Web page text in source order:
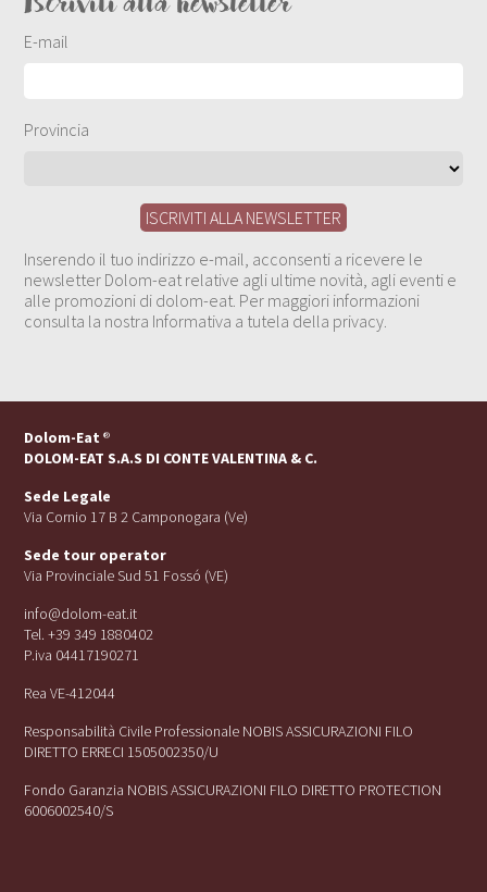
E-mail
Provincia
Inserendo il tuo indirizzo e-mail, acconsenti a ricevere le
newsletter Dolom-eat relative agli ultime novità, agli eventi e
alle promozioni di dolom-eat. Per maggiori informazioni
consulta la nostra Informativa a tutela della privacy.
Dolom-Eat ®
DOLOM-EAT S.A.S DI CONTE VALENTINA & C.
Sede Legale
Via Cornio 17 B 2 Camponogara (Ve)
Sede tour operator
Via Provinciale Sud 51 Fossó (VE)
info@dolom-eat.it
Tel. +39 349 1880402
P.iva 04417190271
Rea VE-412044
Responsabilità Civile Professionale NOBIS ASSICURAZIONI FILO
DIRETTO ERRECI 1505002350/U
Fondo Garanzia NOBIS ASSICURAZIONI FILO DIRETTO PROTECTION
6006002540/S